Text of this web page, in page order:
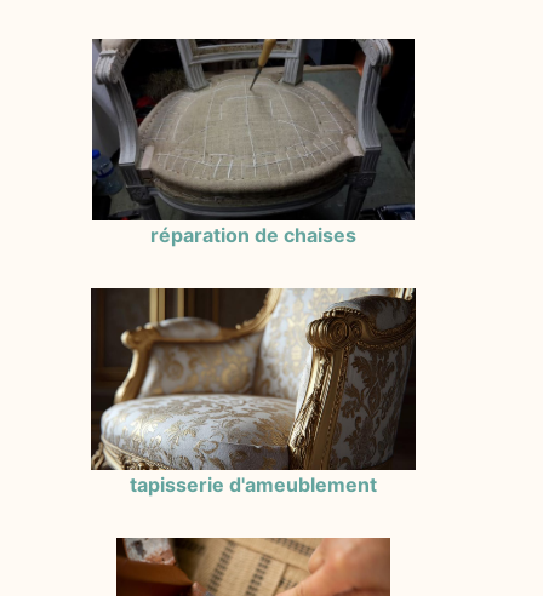
réparation de chaises
tapisserie d'ameublement